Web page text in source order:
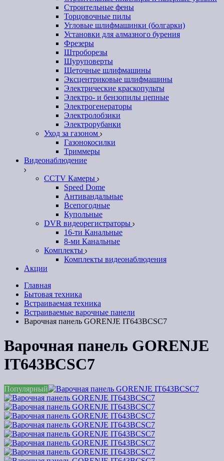
Строительные фены
Торцовочные пилы
Угловые шлифмашинки (болгарки)
Установки для алмазного бурения
Фрезеры
Штроборезы
Шуруповерты
Щеточные шлифмашины
Эксцентриковые шлифмашины
Электрические краскопульты
Электро- и бензопилы цепные
Электрогенераторы
Электролобзики
Электрорубанки
Уход за газоном
Газонокосилки
Триммеры
Видеонаблюдение
CCTV Камеры
Speed Dome
Антивандальные
Всепогодные
Купольные
DVR видеорегистраторы
16-ти Канальные
8-ми Канальные
Комплекты
Комплекты видеонаблюдения
Акции
Главная
Бытовая техника
Встраиваемая техника
Встраиваемые варочные панели
Варочная панель GORENJE IT643BCSC7
Варочная панель GORENJE
IT643BCSC7
Популярный